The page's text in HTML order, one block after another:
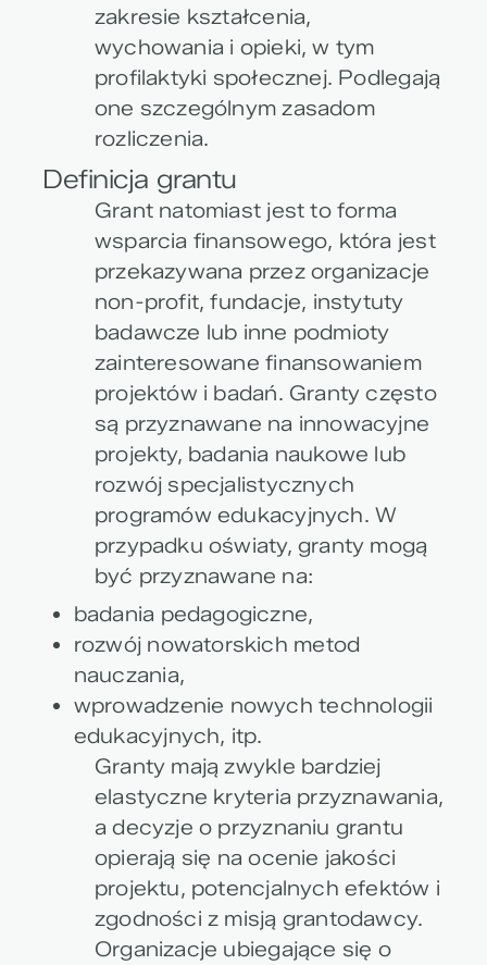
zakresie kształcenia,
wychowania i opieki, w tym
profilaktyki społecznej. Podlegają
one szczególnym zasadom
rozliczenia.
Definicja grantu
Grant natomiast jest to forma
wsparcia finansowego, która jest
przekazywana przez organizacje
non-profit, fundacje, instytuty
badawcze lub inne podmioty
zainteresowane finansowaniem
projektów i badań. Granty często
są przyznawane na innowacyjne
projekty, badania naukowe lub
rozwój specjalistycznych
programów edukacyjnych. W
przypadku oświaty, granty mogą
być przyznawane na:
badania pedagogiczne,
rozwój nowatorskich metod
nauczania,
wprowadzenie nowych technologii
edukacyjnych, itp.
Granty mają zwykle bardziej
elastyczne kryteria przyznawania,
a decyzje o przyznaniu grantu
opierają się na ocenie jakości
projektu, potencjalnych efektów i
zgodności z misją grantodawcy.
Organizacje ubiegające się o